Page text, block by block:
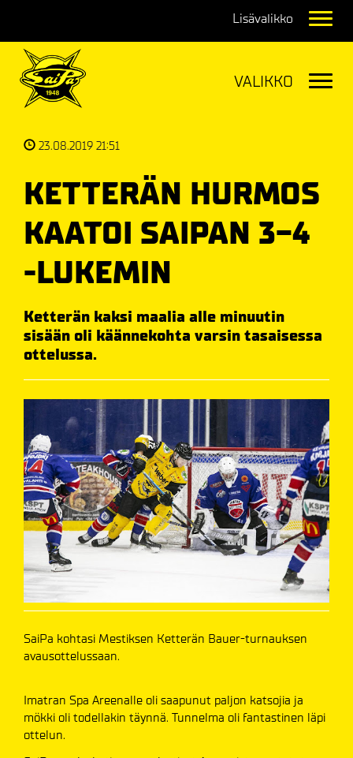
23.08.2019 21:51
KETTERÄN HURMOS
KAATOI SAIPAN 3-4
-LUKEMIN
Ketterän kaksi maalia alle minuutin
sisään oli käännekohta varsin tasaisessa
ottelussa.
SaiPa kohtasi Mestiksen Ketterän Bauer-turnauksen
avausottelussaan.
Imatran Spa Areenalle oli saapunut paljon katsojia ja
mökki oli todellakin täynnä. Tunnelma oli fantastinen läpi
ottelun.